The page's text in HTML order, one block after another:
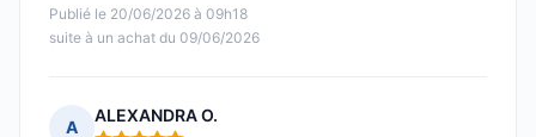
Publié le 20/06/2026 à 09h18
suite à un achat du 09/06/2026
A
ALEXANDRA O.